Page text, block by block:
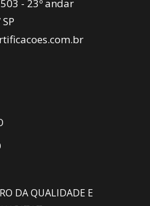
- 23º andar
DA QUALIDADE E